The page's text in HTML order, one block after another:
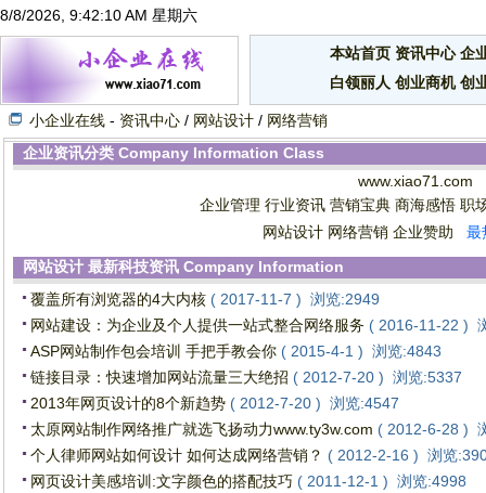
8/8/2026, 9:42:10 AM 星期六
本站首页 资讯中心 企
白领丽人 创业商机 创
小企业在线 - 资讯中心 / 网站设计 / 网络营销
企业资讯分类 Company Information Class
www.xiao71.com
企业管理 行业资讯 营销宝典 商海感悟 职
网站设计 网络营销 企业赞助 最
网站设计 最新科技资讯 Company Information
覆盖所有浏览器的4大内核 ( 2017-11-7 ) 浏览:2949
网站建设：为企业及个人提供一站式整合网络服务 ( 2016-11-22 )
ASP网站制作包会培训 手把手教会你 ( 2015-4-1 ) 浏览:4843
链接目录：快速增加网站流量三大绝招 ( 2012-7-20 ) 浏览:5337
2013年网页设计的8个新趋势 ( 2012-7-20 ) 浏览:4547
太原网站制作网络推广就选飞扬动力www.ty3w.com ( 2012-6-28 )
个人律师网站如何设计 如何达成网络营销？ ( 2012-2-16 ) 浏览
网页设计美感培训:文字颜色的搭配技巧 ( 2011-12-1 ) 浏览:4998